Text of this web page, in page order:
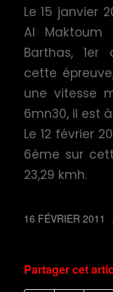
Le 15 janvier
Al Maktoum
Barthas,
cette
une vitesse
6mn30, il est
Le 12 février
6ème sur
23,29 kmh.
16 FÉVRIER 2011
Partager cet